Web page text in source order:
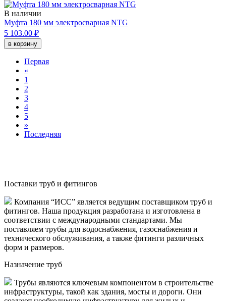
В наличии
Муфта 180 мм электросварная NTG
5 103.00 ₽
в корзину
Первая
«
1
2
3
4
5
»
Последняя
Поставки труб и фитингов
Компания “ИСС” является ведущим поставщиком труб и
фитингов. Наша продукция разработана и изготовлена в
соответствии с международными стандартами. Мы
поставляем трубы для водоснабжения, газоснабжения и
технического обслуживания, а также фитинги различных
форм и размеров.
Назначение труб
Трубы являются ключевым компонентом в строительстве
инфраструктуры, такой как здания, мосты и дороги. Они